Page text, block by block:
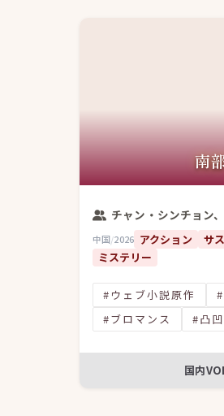
南
チャン・シンチョン
中国/2026 アクション サ
ミステリー
#ウェブ小説原作
#ブロマンス
#凸
国内